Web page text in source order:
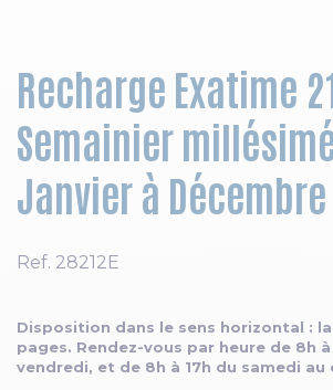
Recharge Exatime
Semainier
Janvier à
Ref. 28212E
Disposition dans le sens horizontal :
pages. Rendez-vous par heure de 8h
vendredi, et de 8h à 17h du samedi au